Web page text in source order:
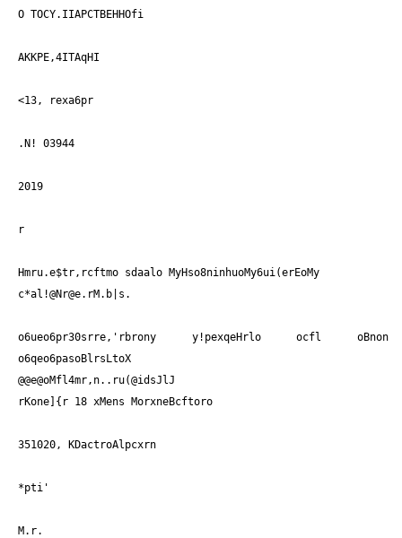
O TOCY.IIAPCTBEHHOfi
AKKPE,4ITAqHI
<13, rexa6pr
.N! 03944
2019
r
Hmru.e$tr,rcftmo sdaalo MyHso8ninhuoMy6ui(erEoMy
c*al!@Nr@e.rM.b|s.
o6ueo6pr30srre,'rbrony y!pexqeHrlo ocfl oBnon
o6qeo6pasoBlrsLtoX
@@e@oMfl4mr,n..ru(@idsJlJ
rKone]{r 18 xMens MorxneBcftoro
351020, KDactroAlpcxrn
*pti'
M.r.